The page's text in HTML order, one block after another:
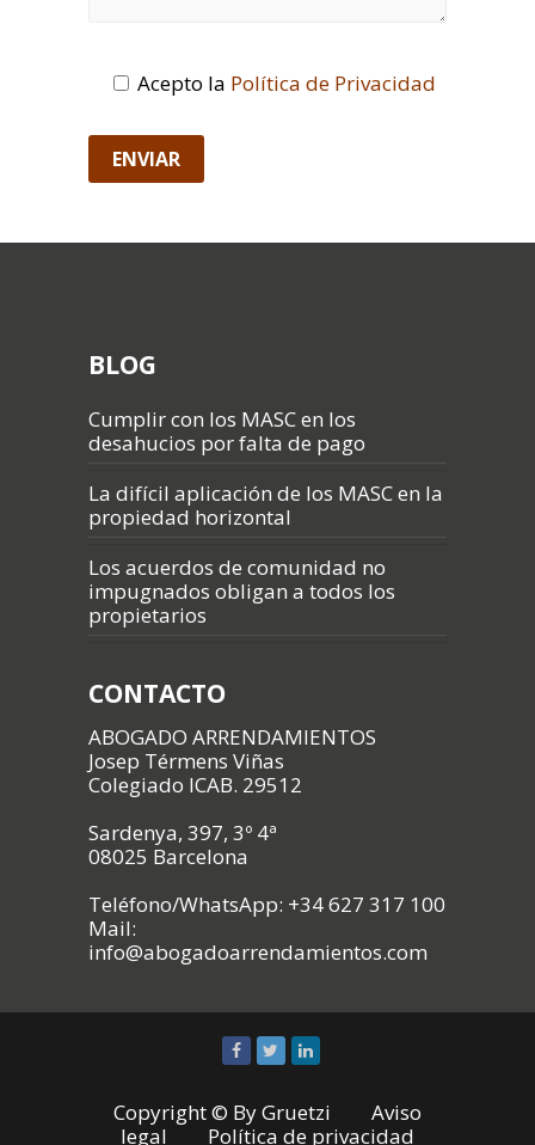
Acepto la Política de Privacidad
BLOG
Cumplir con los MASC en los
desahucios por falta de pago
La difícil aplicación de los MASC en la
propiedad horizontal
Los acuerdos de comunidad no
impugnados obligan a todos los
propietarios
CONTACTO
ABOGADO ARRENDAMIENTOS
Josep Térmens Viñas
Colegiado ICAB. 29512
Sardenya, 397, 3º 4ª
08025 Barcelona
Teléfono/WhatsApp: +34 627 317 100
Mail:
info@abogadoarrendamientos.com
Copyright © ByGruetzi
Aviso
legal
Política de privacidad